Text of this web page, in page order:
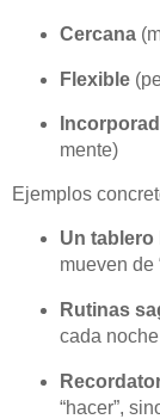
Cercana
Flexible
mente)
Ejemplos
Un
mueven de
Rutinas
cada
“hacer”,